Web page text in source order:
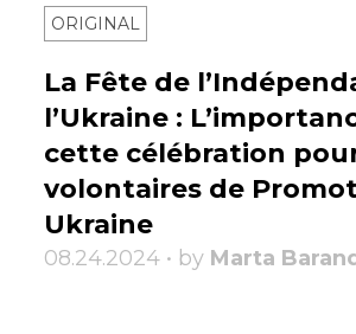
ORIGINAL
La Fête de
l’Ukraine :
cette célébration
volontaires de
Ukraine
08.24.2024 • by Marta